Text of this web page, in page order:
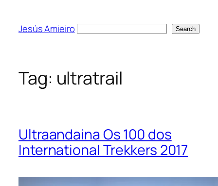
content
Jesús Amieiro Search
Tag: ultratrail
Ultraandaina Os 100 dos
International Trekkers 2017